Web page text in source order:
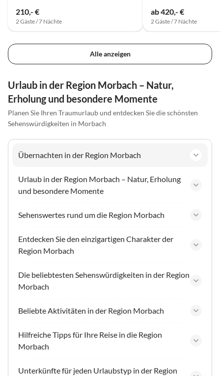
210,- €
2 Gäste / 7 Nächte
ab 420,- €
2 Gäste / 7 Nächte
Alle anzeigen
Urlaub in der Region Morbach – Natur,
Erholung und besondere Momente
Planen Sie Ihren Traumurlaub und entdecken Sie die schönsten
Sehenswürdigkeiten in Morbach
Übernachten in der Region Morbach
Urlaub in der Region Morbach – Natur, Erholung
und besondere Momente
Sehenswertes rund um die Region Morbach
Entdecken Sie den einzigartigen Charakter der
Region Morbach
Die beliebtesten Sehenswürdigkeiten in der Region
Morbach
Beliebte Aktivitäten in der Region Morbach
Hilfreiche Tipps für Ihre Reise in die Region
Morbach
Unterkünfte für jeden Urlaubstyp in der Region